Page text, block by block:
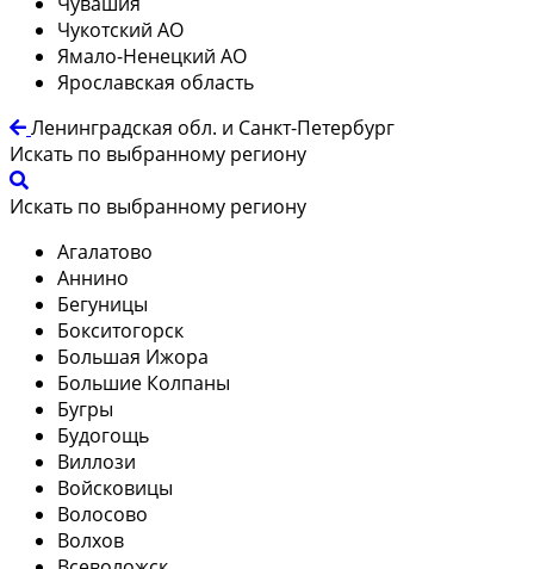
Чукотский АО
Ямало-Ненецкий АО
Ярославская область
Ленинградская обл. и Санкт-Петербург
Искать по выбранному региону
Искать по выбранному региону
Агалатово
Аннино
Бегуницы
Бокситогорск
Большая Ижора
Большие Колпаны
Бугры
Будогощь
Виллози
Войсковицы
Волосово
Волхов